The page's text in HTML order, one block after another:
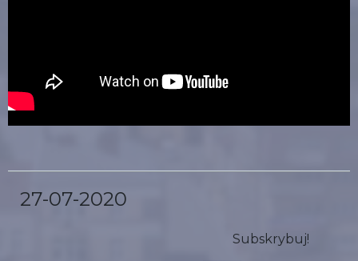
27-07-2020
Subskrybuj!